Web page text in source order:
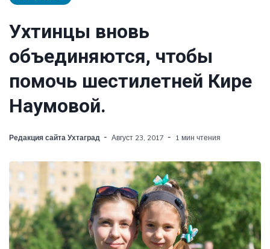
Ухтинцы вновь
объединяются, чтобы
помочь шестилетней Кире
Наумовой.
Редакция сайта Ухтаград Август 23, 2017 1 мин чтения